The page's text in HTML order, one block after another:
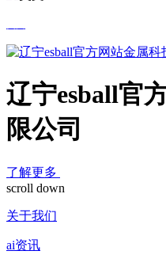
辽宁esball官
限公司
了解更多
scroll down
关于我们
ai资讯